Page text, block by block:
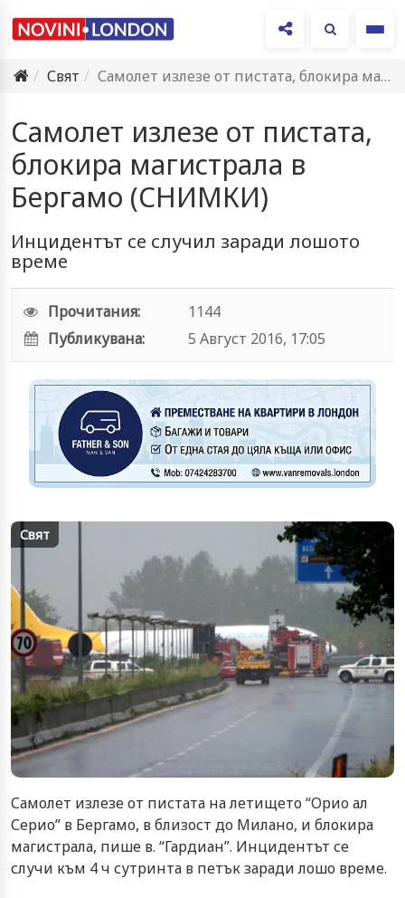
Свят
Самолет излезе от пистата, блокира магистрала в Бергамо (СНИМКИ)
Самолет излезе от пистата,
блокира магистрала в
Бергамо (СНИМКИ)
Инцидентът се случил заради лошото
време
Прочитания:
1144
Публикувана:
5 Август 2016, 17:05
Свят
Самолет излезе от пистата на летището “Орио ал
Серио” в Бергамо, в близост до Милано, и блокира
магистрала, пише в. “Гардиан”. Инцидентът се
случи към 4 ч сутринта в петък заради лошо време.